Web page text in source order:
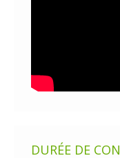
DURÉE DE